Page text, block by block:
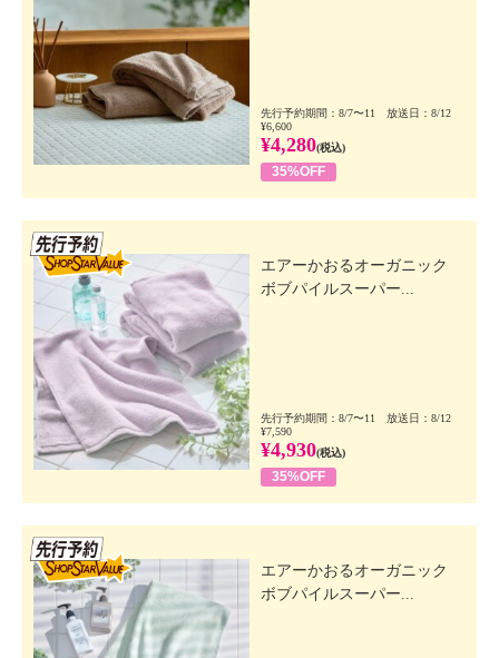
先行予約期間：8/7〜11 放送日：8/12
¥6,600
¥4,280(税込)
35%OFF
エアーかおるオーガニック
ボブパイルスーパー...
先行予約期間：8/7〜11 放送日：8/12
¥7,590
¥4,930(税込)
35%OFF
エアーかおるオーガニック
ボブパイルスーパー...